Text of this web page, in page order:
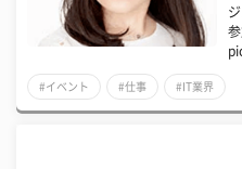
#イベント #仕事 #IT業界